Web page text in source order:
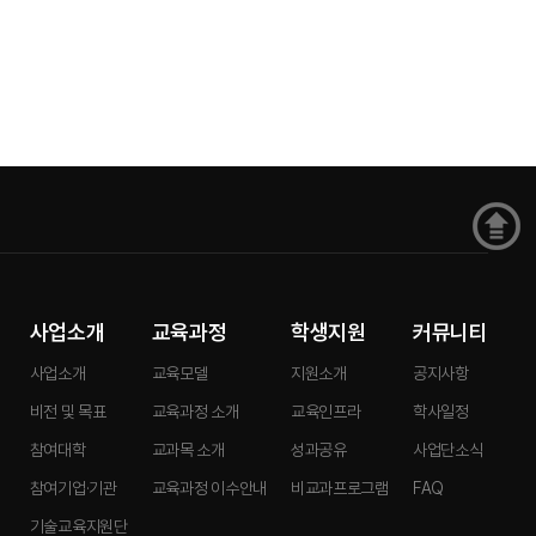
사업소개
사업소개
비전 및 목표
참여대학
참여기업·기관
기술교육지원단
교육과정
교육모델
교육과정 소개
교과목 소개
교육과정 이수안내
학생지원
지원소개
교육인프라
성과공유
비교과프로그램
커뮤니티
공지사항
학사일정
사업단소식
FAQ